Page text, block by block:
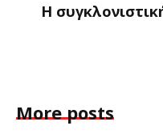
Η
More posts